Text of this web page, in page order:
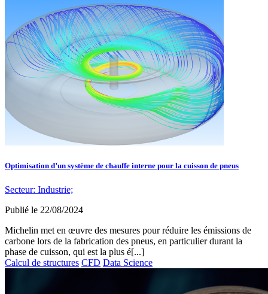
Optimisation d’un système de chauffe interne pour la cuisson de pneus
Secteur: Industrie;
Publié le 22/08/2024
Michelin met en œuvre des mesures pour réduire les émissions de
carbone lors de la fabrication des pneus, en particulier durant la
phase de cuisson, qui est la plus é[...]
Calcul de structures CFD Data Science